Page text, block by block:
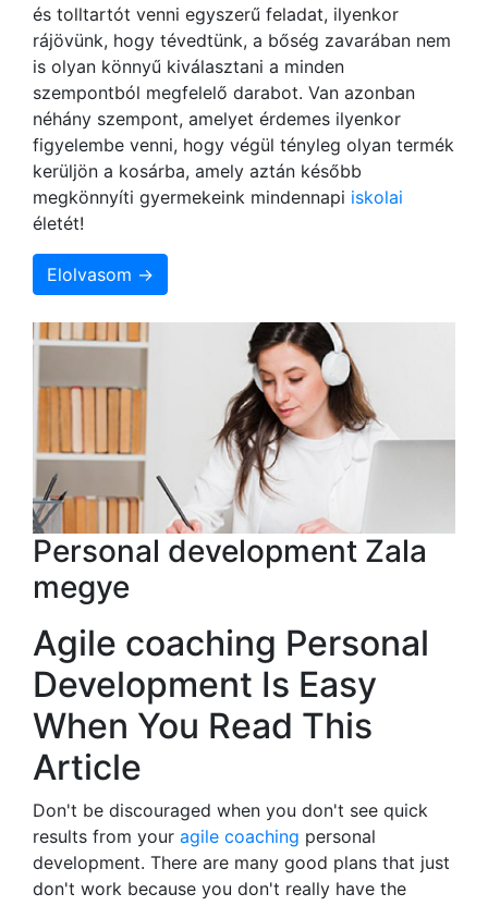
és tolltartót venni egyszerű feladat, ilyenkor
rájövünk, hogy tévedtünk, a bőség zavarában nem
is olyan könnyű kiválasztani a minden
szempontból megfelelő darabot. Van azonban
néhány szempont, amelyet érdemes ilyenkor
figyelembe venni, hogy végül tényleg olyan termék
kerüljön a kosárba, amely aztán később
megkönnyíti gyermekeink mindennapi iskolai
életét!
Elolvasom →
Personal development Zala
megye
Agile coaching Personal
Development Is Easy
When You Read This
Article
Don't be discouraged when you don't see quick
results from your agile coaching personal
development. There are many good plans that just
don't work because you don't really have the